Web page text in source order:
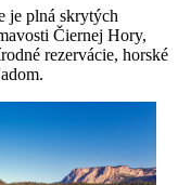
je plná skrytých
Čiernej Hory,
rezervácie, horské